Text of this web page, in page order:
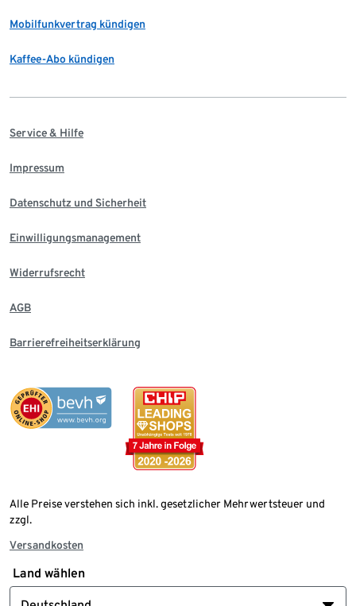
Mobilfunkvertrag kündigen
Kaffee-Abo kündigen
Service & Hilfe
Impressum
Datenschutz und Sicherheit
Einwilligungsmanagement
Widerrufsrecht
AGB
Barrierefreiheitserklärung
Alle Preise verstehen sich inkl. gesetzlicher Mehrwertsteuer und
zzgl.
Versandkosten
Land wählen